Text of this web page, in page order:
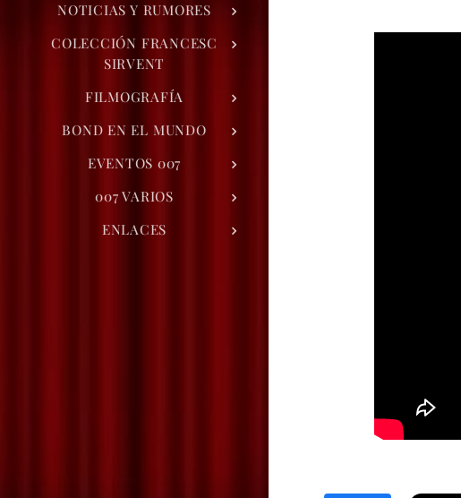
NOTICIAS Y RUMORES
COLECCIÓN FRANCESC
SIRVENT
FILMOGRAFÍA
BOND EN EL MUNDO
EVENTOS 007
007 VARIOS
ENLACES